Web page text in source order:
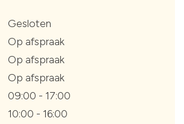
Gesloten
Op afspraak
Op afspraak
Op afspraak
09:00 - 17:00
10:00 - 16:00